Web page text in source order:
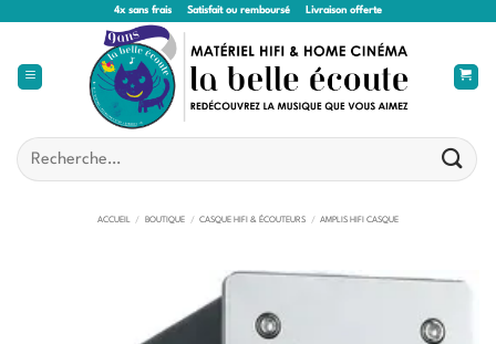
4x sans frais Satisfait ou remboursé Livraison offerte
Recherche
pour :
ACCUEIL / BOUTIQUE / CASQUE HIFI & ÉCOUTEURS / AMPLIS HIFI CASQUE